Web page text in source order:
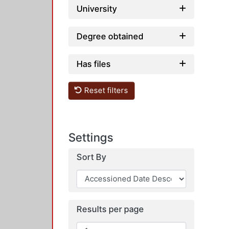
University
Degree obtained
Has files
Reset filters
Settings
Sort By
Results per page